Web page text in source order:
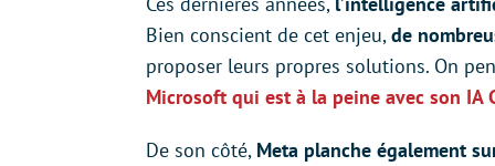
Bien conscient de cet enjeu, de
proposer leurs propres solutions. On
Microsoft qui est à la peine avec son IA
De son côté, Meta planche également